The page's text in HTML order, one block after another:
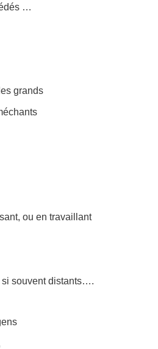
…
grands
ou en travaillant
si souvent distants….